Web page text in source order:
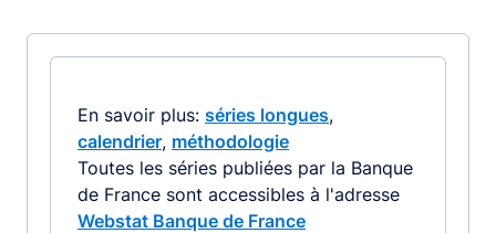
En savoir plus: séries longues,
calendrier, méthodologie
Toutes les séries publiées par la Banque
de France sont accessibles à l'adresse
Webstat Banque de France